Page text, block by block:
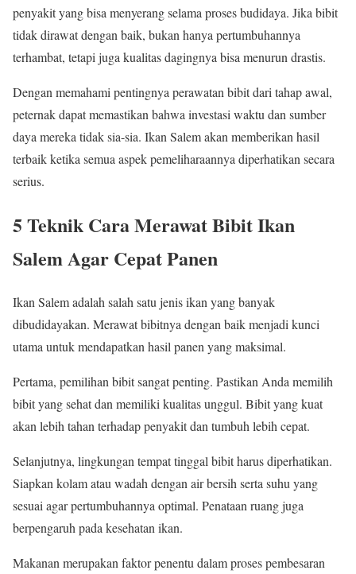
penyakit yang bisa menyerang selama proses budidaya. Jika bibit
tidak dirawat dengan baik, bukan hanya pertumbuhannya
terhambat, tetapi juga kualitas dagingnya bisa menurun drastis.
Dengan memahami pentingnya perawatan bibit dari tahap awal,
peternak dapat memastikan bahwa investasi waktu dan sumber
daya mereka tidak sia-sia. Ikan Salem akan memberikan hasil
terbaik ketika semua aspek pemeliharaannya diperhatikan secara
serius.
5 Teknik Cara Merawat Bibit Ikan
Salem Agar Cepat Panen
Ikan Salem adalah salah satu jenis ikan yang banyak
dibudidayakan. Merawat bibitnya dengan baik menjadi kunci
utama untuk mendapatkan hasil panen yang maksimal.
Pertama, pemilihan bibit sangat penting. Pastikan Anda memilih
bibit yang sehat dan memiliki kualitas unggul. Bibit yang kuat
akan lebih tahan terhadap penyakit dan tumbuh lebih cepat.
Selanjutnya, lingkungan tempat tinggal bibit harus diperhatikan.
Siapkan kolam atau wadah dengan air bersih serta suhu yang
sesuai agar pertumbuhannya optimal. Penataan ruang juga
berpengaruh pada kesehatan ikan.
Makanan merupakan faktor penentu dalam proses pembesaran